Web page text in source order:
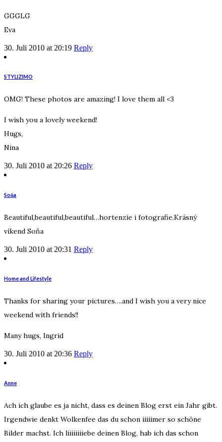
GGGLG
Eva
30. Juli 2010 at 20:19 Reply
STYLIZIMO
OMG! These photos are amazing! I love them all <3
I wish you a lovely weekend!
Hugs,
Nina
30. Juli 2010 at 20:26 Reply
Soňa
Beautiful,beautiful,beautiful…hortenzie i fotografie.Krásný
víkend Soňa
30. Juli 2010 at 20:31 Reply
Home and Lifestyle
Thanks for sharing your pictures….and I wish you a very nice
weekend with friends!!
Many hugs, Ingrid
30. Juli 2010 at 20:36 Reply
Anne
Ach ich glaube es ja nicht, dass es deinen Blog erst ein Jahr gibt.
Irgendwie denkt Wolkenfee das du schon iiiiimer so schöne
Bilder machst. Ich liiiiiiiiebe deinen Blog, hab ich das schon